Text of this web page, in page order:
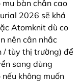
mu bàn chân cao
2026 sẽ khá
Atomknit dù co
nên cân nhắc
/ tùy thị trường) để
sang dùng
không muốn